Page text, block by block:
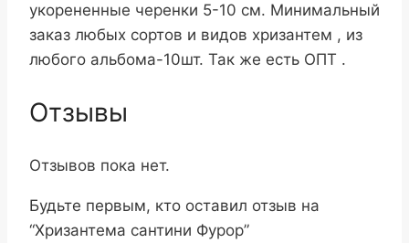
укорененные черенки 5-10 см. Минимальный
заказ любых сортов и видов хризантем , из
любого альбома-10шт. Так же есть ОПТ .
Отзывы
Отзывов пока нет.
Будьте первым, кто оставил отзыв на
“Хризантема сантини Фурор”